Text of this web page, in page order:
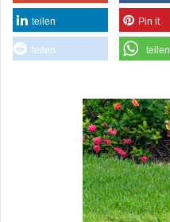
teilen Pin it
teilen teilen